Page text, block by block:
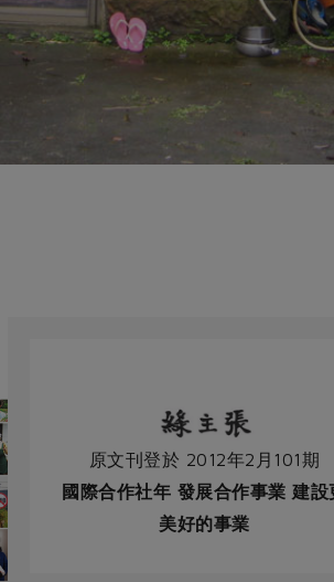
原文刊登於 2012年2月101期
國際合作社年 發展合作事業 建設
美好的事業